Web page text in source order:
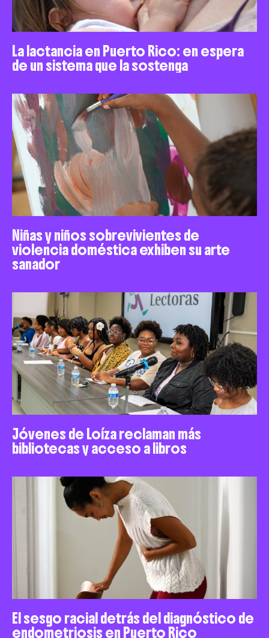
La lactancia en Puerto Rico: en espera
de un sistema que la sostenga
Niñas y niños sobrevivientes de
violencia doméstica exhiben su arte
sanador
Jóvenes de Loíza reclaman más
bibliotecas y acceso a libros
El sesgo racial detrás del diagnóstico de
endometriosis en Puerto Rico